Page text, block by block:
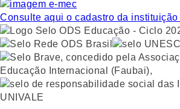
Consulte aqui o cadastro da
UNIVALE